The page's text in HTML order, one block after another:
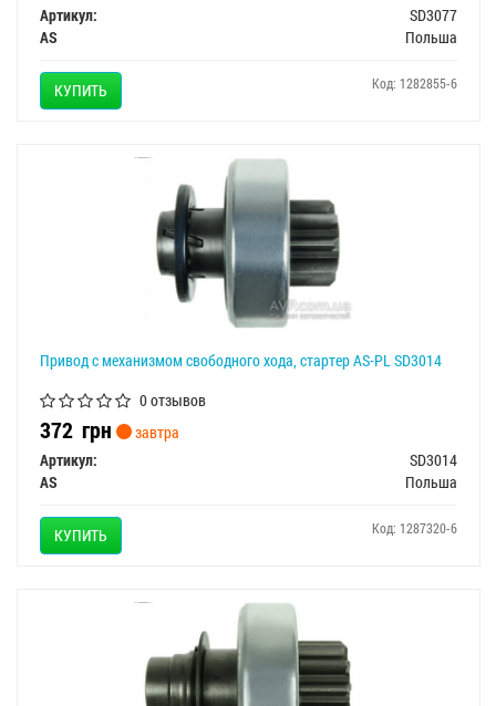
Артикул:
SD3077
AS
Польша
КУПИТЬ Код: 1282855-6
Привод с механизмом свободного хода, стартер AS-PL SD3014
0 отзывов
372 грн
завтра
Артикул:
SD3014
AS
Польша
КУПИТЬ Код: 1287320-6